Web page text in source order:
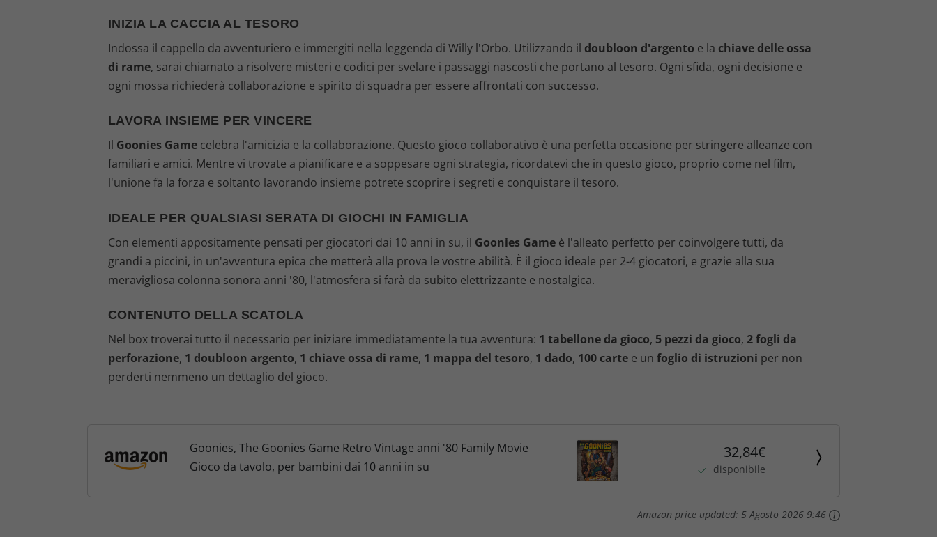
INIZIA LA CACCIA AL TESORO
Indossa il cappello da avventuriero e immergiti nella leggenda di Willy l'Orbo. Utilizzando il doubloon d'argento e la chiave delle ossa
di rame, sarai chiamato a risolvere misteri e codici per svelare i passaggi nascosti che portano al tesoro. Ogni sfida, ogni decisione e
ogni mossa richiederà collaborazione e spirito di squadra per essere affrontati con successo.
LAVORA INSIEME PER VINCERE
Il Goonies Gamecelebra l'amicizia e la collaborazione. Questo gioco collaborativo è una perfetta occasione per stringere alleanze con
familiari e amici. Mentre vi trovate a pianificare e a soppesare ogni strategia, ricordatevi che in questo gioco, proprio come nel film,
l'unione fa la forza e soltanto lavorando insieme potrete scoprire i segreti e conquistare il tesoro.
IDEALE PER QUALSIASI SERATA DI GIOCHI IN FAMIGLIA
Con elementi appositamente pensati per giocatori dai 10 anni in su, il Goonies Gameè l'alleato perfetto per coinvolgere tutti, da
grandi a piccini, in un'avventura epica che metterà alla prova le vostre abilità. È il gioco ideale per 2-4 giocatori, e grazie alla sua
meravigliosa colonna sonora anni '80, l'atmosfera si farà da subito elettrizzante e nostalgica.
CONTENUTO DELLA SCATOLA
Nel box troverai tutto il necessario per iniziare immediatamente la tua avventura: 1 tabellone da gioco, 5 pezzi da gioco, 2 fogli da
perforazione, 1 doubloon argento, 1 chiave ossa di rame, 1 mappa del tesoro, 1 dado, 100 cartee un foglio di istruzioni per non
perderti nemmeno un dettaglio del gioco.
Goonies, The Goonies Game Retro Vintage anni '80 Family Movie
Gioco da tavolo, per bambini dai 10 anni in su
32,84€
disponibile
Amazon price updated: 5 Agosto 2026 9:46